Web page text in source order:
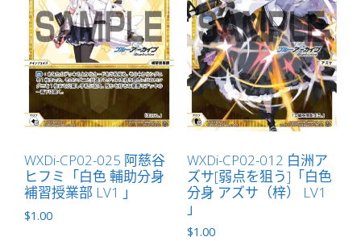
WXDi-CP02-025 阿慈谷
ヒフミ「白色 輔助分身
補習授業部 LV1 」
$1.00
WXDi-CP02-012 白洲ア
ズサ[弱点を狙う]「白色
分身 アズサ（梓） LV1
」
$1.00